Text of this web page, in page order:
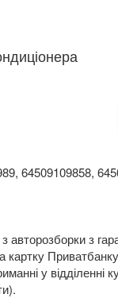
64509109858,
авторозборки з
картку
у відділенні